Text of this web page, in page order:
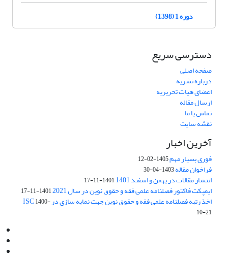
دوره 1 (1398)
دسترسی سریع
صفحه اصلی
درباره نشریه
اعضای هیات تحریریه
ارسال مقاله
تماس با ما
نقشه سایت
آخرین اخبار
فوری بسیار مهم1405-02-12
فراخوان مقاله1403-04-30
انتشار مقالات در بهمن و اسفند 1401 1401-11-17
ایمپکت فاکتور فصلنامه علمی فقه و حقوق نوین در سال 2021 1401-11-17
اخذ رتبه فصلنامه علمی فقه و حقوق نوین جهت نمایه سازی در ISC1400-
10-21